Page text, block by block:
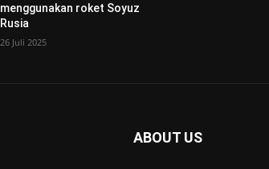
menggunakan roket Soyuz
Rusia
26 Juli 2025
ABOUT US